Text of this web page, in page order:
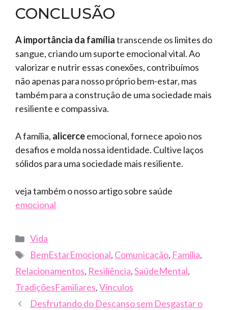
CONCLUSÃO
A importância da famíliatranscende os limites do
sangue, criando um suporte emocional vital. Ao
valorizar e nutrir essas conexões, contribuímos
não apenas para nosso próprio bem-estar, mas
também para a construção de uma sociedade mais
resiliente e compassiva.
A família, alicerceemocional, fornece apoio nos
desafios e molda nossa identidade. Cultive laços
sólidos para uma sociedade mais resiliente.
veja também o nosso artigo sobre saúde
emocional
Categories
Vida
Tags
BemEstarEmocional, Comunicação, Família,
Relacionamentos, Resiliência,SaúdeMental,
TradiçõesFamiliares,Vínculos
Desfrutando do Descanso sem Desgastar o